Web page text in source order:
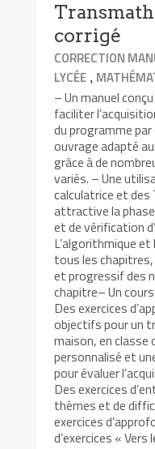
Transmath
corrigé
CORRECTION
LYCÉE ,
– Un manuel
faciliter
du programme par
ouvrage adapté
grâce à de
variés. – Une
calculatrice et des
attractive la
et de vérification
L’algorithmique
tous les
et progressif des
chapitre– Un
Des exercices
objectifs pour un
maison, en classe
personnalisé et
pour évaluer
Des exercices
thèmes et de
exercices
d’exercices « Vers